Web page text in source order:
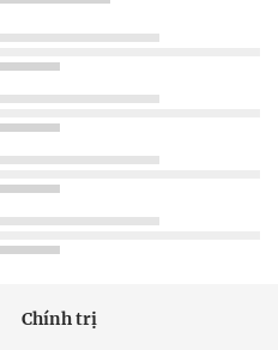
Chính trị